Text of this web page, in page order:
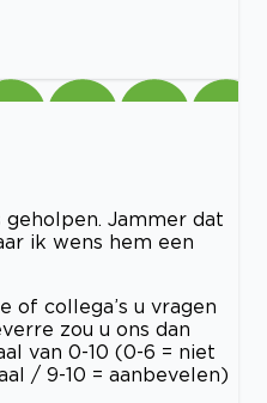
Jammer dat
ik wens hem een
of collega’s u vragen
zou u ons dan
van 0-10 (0-6 = niet
/ 9-10 = aanbevelen)